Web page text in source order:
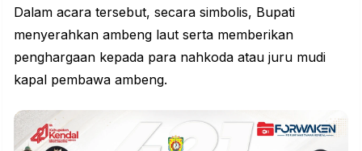
Dalam acara tersebut, secara simbolis, Bupati
menyerahkan ambeng laut serta memberikan
penghargaan kepada para nahkoda atau juru mudi
kapal pembawa ambeng.